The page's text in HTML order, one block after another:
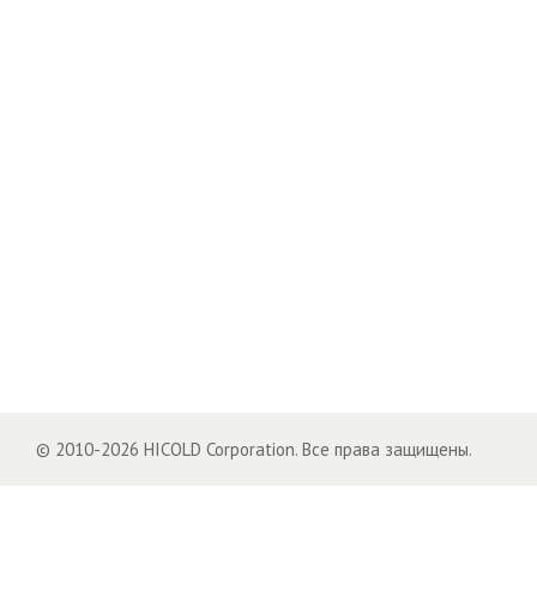
© 2010-2026 HICOLD Corporation. Все права защищены.